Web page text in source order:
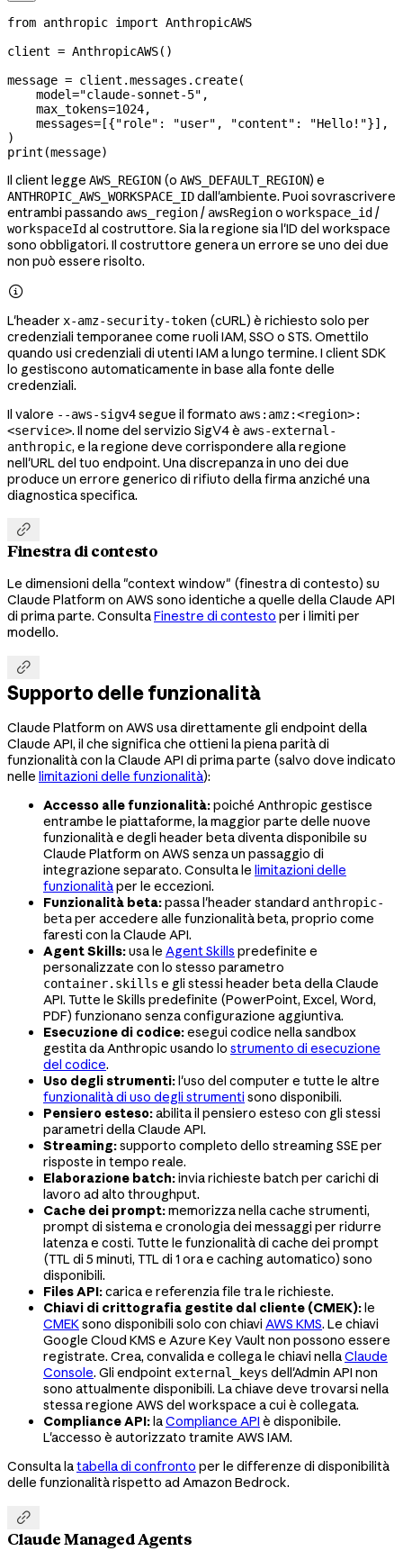
from anthropic import AnthropicAWS
client = AnthropicAWS()
message = client.messages.create(
    model
="claude-sonnet-5" ,
    max_tokens
=1024,
    messages
= [{"role" : "user" , "content" : "Hello!"}],
)
print (message)
Il client legge AWS_REGION (o AWS_DEFAULT_REGION) e
ANTHROPIC_AWS_WORKSPACE_IDdall'ambiente. Puoi sovrascrivere
entrambi passando aws_region/ awsRegiono workspace_id /
workspaceId al costruttore. Sia la regione sia l'ID del workspace
sono obbligatori. Il costruttore genera un errore se uno dei due
non può essere risolto.

L'header x-amz-security-token (cURL) è richiesto solo per
credenziali temporanee come ruoli IAM, SSO o STS. Omettilo
quando usi credenziali di utenti IAM a lungo termine. I client SDK
lo gestiscono automaticamente in base alla fonte delle
credenziali.
Il valore --aws-sigv4segue il formato aws:amz:<region>:
<service>. Il nome del servizio SigV4 è aws-external-
anthropic, e la regione deve corrispondere alla regione
nell'URL del tuo endpoint. Una discrepanza in uno dei due
produce un errore generico di rifiuto della firma anziché una
diagnostica specifica.

Finestra di contesto
Le dimensioni della "context window" (finestra di contesto) su
Claude Platform on AWS sono identiche a quelle della Claude API
di prima parte. ConsultaFinestre di contesto per i limiti per
modello.

Supporto delle funzionalità
Claude Platform on AWS usa direttamente gli endpoint della
Claude API, il che significa che ottieni la piena parità di
funzionalità con la Claude API di prima parte (salvo dove indicato
nelle limitazioni delle funzionalità):
Accesso alle funzionalità:poiché Anthropic gestisce
entrambe le piattaforme, la maggior parte delle nuove
funzionalità e degli header beta diventa disponibile su
Claude Platform on AWS senza un passaggio di
integrazione separato. Consulta le limitazioni delle
funzionalitàper le eccezioni.
Funzionalità beta:passa l'header standard anthropic-
betaper accedere alle funzionalità beta, proprio come
faresti con la Claude API.
Agent Skills:usa le Agent Skills predefinite e
personalizzate con lo stesso parametro
container.skills e gli stessi header beta della Claude
API. Tutte le Skills predefinite (PowerPoint, Excel, Word,
PDF) funzionano senza configurazione aggiuntiva.
Esecuzione di codice:esegui codice nella sandbox
gestita da Anthropic usando lo strumento di esecuzione
del codice.
Uso degli strumenti: l'uso del computer e tutte le altre
funzionalità di uso degli strumenti sono disponibili.
Pensiero esteso:abilita il pensiero esteso con gli stessi
parametri della Claude API.
Streaming:supporto completo dello streaming SSE per
risposte in tempo reale.
Elaborazione batch:invia richieste batch per carichi di
lavoro ad alto throughput.
Cache dei prompt:memorizza nella cache strumenti,
prompt di sistema e cronologia dei messaggi per ridurre
latenza e costi. Tutte le funzionalità di cache dei prompt
(TTL di 5 minuti, TTL di 1 ora e caching automatico) sono
disponibili.
Files API:carica e referenzia file tra le richieste.
Chiavi di crittografia gestite dal cliente (CMEK): le
CMEKsono disponibili solo con chiavi AWS KMS. Le chiavi
Google Cloud KMS e Azure Key Vault non possono essere
registrate. Crea, convalida e collega le chiavi nellaClaude
Console. Gli endpoint external_keys dell'Admin API non
sono attualmente disponibili. La chiave deve trovarsi nella
stessa regione AWS del workspace a cui è collegata.
Compliance API: laCompliance API è disponibile.
L'accesso è autorizzato tramite AWS IAM.
Consulta latabella di confronto per le differenze di disponibilità
delle funzionalità rispetto ad Amazon Bedrock.

Claude Managed Agents